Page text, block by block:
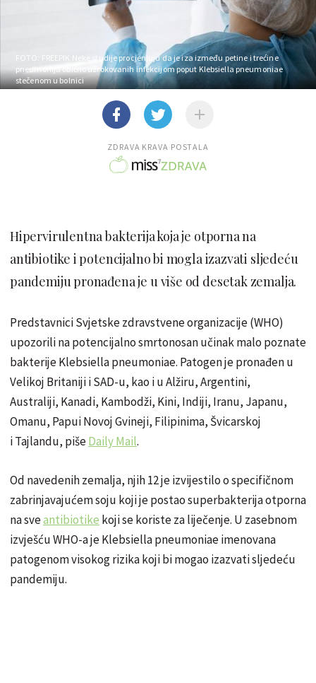
FOTO: FREEPIK Neke studije procjenjuju da je iza između petine i trećine
pneumonija obično uzrokovanih infekcijom poput Klebsiella pneumoniae
stečenom u bolnici
ZDRAVA KRAVA POSTALA
Hipervirulentna bakterija koja je otporna na
antibiotike i potencijalno bi mogla izazvati sljedeću
pandemiju pronađena je u više od desetak zemalja.
Predstavnici Svjetske zdravstvene organizacije (WHO)
upozorili na potencijalno smrtonosan učinak malo poznate
bakterije Klebsiella pneumoniae. Patogen je pronađen u
Velikoj Britaniji i SAD-u, kao i u Alžiru, Argentini,
Australiji, Kanadi, Kambodži, Kini, Indiji, Iranu, Japanu,
Omanu, Papui Novoj Gvineji, Filipinima, Švicarskoj
i Tajlandu, pišeDaily Mail.
Od navedenih zemalja, njih 12 je izvijestilo o specifičnom
zabrinjavajućem soju koji je postao superbakterija otporna
na sveantibiotike koji se koriste za liječenje. U zasebnom
izvješću WHO-a je Klebsiella pneumoniae imenovana
patogenom visokog rizika koji bi mogao izazvati sljedeću
pandemiju.